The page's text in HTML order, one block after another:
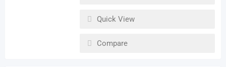
Quick View
Compare